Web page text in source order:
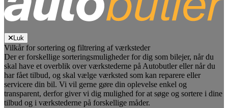
Luk
Vilkår for sortering og filtrering af værksteder
Der er forskellige sorteringsmuligheder for dig som bilejer, når du
skal have et overblik over værkstederne på Autobutler eller når du
har fået tilbud, og skal vælge værksted som kan reparere eller
servicere din bil. Vi vil gerne gøre din oplevelse enkel og
transparent, derfor giver vi dig mulighed for at søge og sortere i dine
tilbud og i værkstederne på forskellige måder.